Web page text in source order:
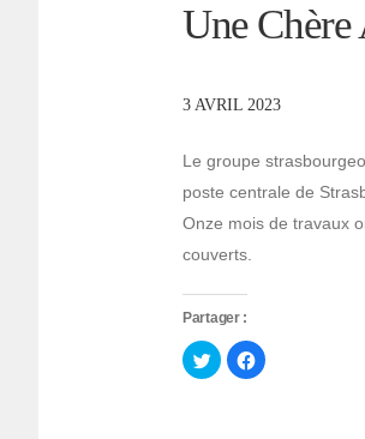
Une Chère
3 AVRIL 2023
Le groupe
poste centrale de
Onze mois de travaux
couverts.
Partager :
Cliquez
pour
partager
Cliquez
pour